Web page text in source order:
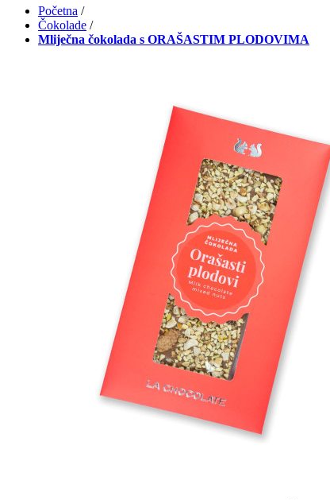
Početna /
Čokolade /
Mliječna čokolada s ORAŠASTIM PLODOVIMA